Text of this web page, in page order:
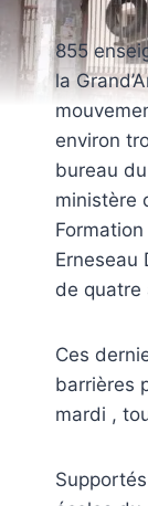
855
la
environ
bureau
ministère
Erneseau
de quatre
Ces
barrières
mardi ,